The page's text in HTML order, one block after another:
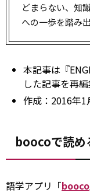
どまらない、知
への一歩を踏み
本記事は『
した記事を再編
作成：2016年1
boocoで読め
語学アプリ「booco